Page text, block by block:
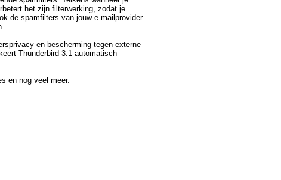
het zijn filterwerking, zodat je
de spamfilters van jouw e-mailprovider
en bescherming tegen externe
Thunderbird 3.1 automatisch
en nog veel meer.